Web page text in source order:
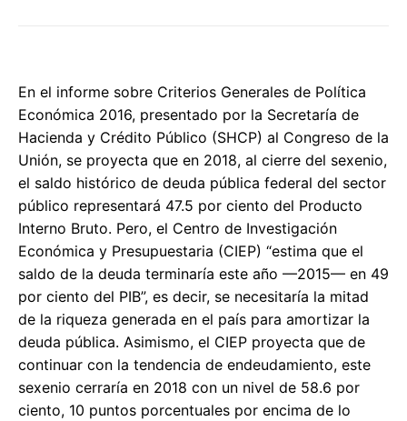
En el informe sobre Criterios Generales de Política
Económica 2016, presentado por la Secretaría de
Hacienda y Crédito Público (SHCP) al Congreso de la
Unión, se proyecta que en 2018, al cierre del sexenio,
el saldo histórico de deuda pública federal del sector
público representará 47.5 por ciento del Producto
Interno Bruto. Pero, el Centro de Investigación
Económica y Presupuestaria (CIEP) “estima que el
saldo de la deuda terminaría este año —2015— en 49
por ciento del PIB”, es decir, se necesitaría la mitad
de la riqueza generada en el país para amortizar la
deuda pública. Asimismo, el CIEP proyecta que de
continuar con la tendencia de endeudamiento, este
sexenio cerraría en 2018 con un nivel de 58.6 por
ciento, 10 puntos porcentuales por encima de lo